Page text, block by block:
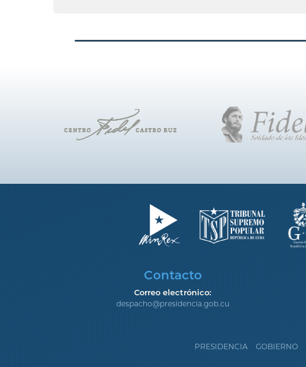
Contacto
Correo electrónico:
despacho@presidencia.gob.cu
PRESIDENCIA GOBIERNO